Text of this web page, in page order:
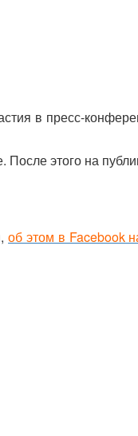
в пресс-
этого на
об этом в Facebook